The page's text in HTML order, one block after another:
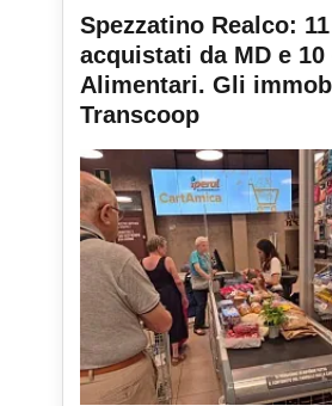
Spezzatino Realco:
acquistati da MD e 10
Alimentari. Gli
Transcoop